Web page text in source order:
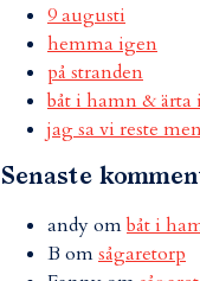
9 augusti
hemma igen
på stranden
båt i hamn & ärta
jag sa vi reste
Senaste
andyombåt i
B omsågaretorp